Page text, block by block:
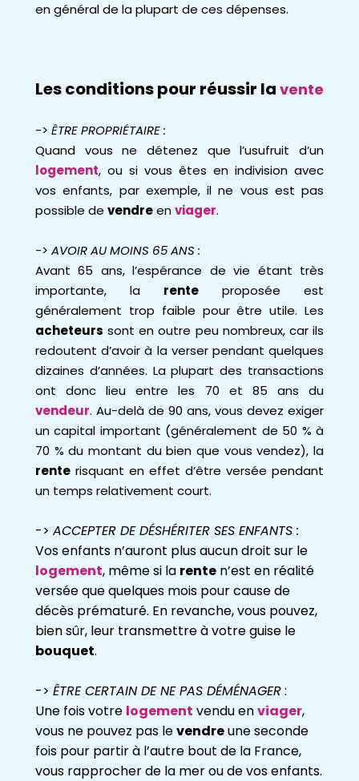
en général de la plupart de ces dépenses.
Les conditions pour réussir la vente
-> ÊTRE PROPRIÉTAIRE :
Quand vous ne détenez que l’usufruit d’un
logement, ou si vous êtes en indivision avec
vos enfants, par exemple, il ne vous est pas
possible de vendreenviager.
-> AVOIR AU MOINS 65 ANS :
Avant 65 ans, l’espérance de vie étant très
importante, la rente proposée est
généralement trop faible pour être utile. Les
acheteurs sont en outre peu nombreux, car ils
redoutent d’avoir à la verser pendant quelques
dizaines d’années. La plupart des transactions
ont donc lieu entre les 70 et 85 ans du
vendeur. Au-delà de 90 ans, vous devez exiger
un capital important (généralement de 50 % à
70 % du montant du bien que vous vendez), la
rente risquant en effet d’être versée pendant
un temps relativement court.
-> ACCEPTER DE DÉSHÉRITER SES ENFANTS :
Vos enfants n’auront plus aucun droit sur le
logement, même si la rente n’est en réalité
versée que quelques mois pour cause de
décès prématuré. En revanche, vous pouvez,
bien sûr, leur transmettre à votre guise le
bouquet.
-> ÊTRE CERTAIN DE NE PAS DÉMÉNAGER:
Une fois votre logement vendu enviager,
vous ne pouvez pas levendreune seconde
fois pour partir à l’autre bout de la France,
vous rapprocher de la mer ou de vos enfants.